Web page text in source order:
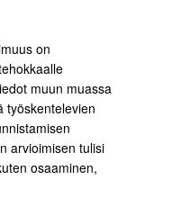
on
muun muassa
työskentelevien
arvioimisen tulisi
osaaminen,